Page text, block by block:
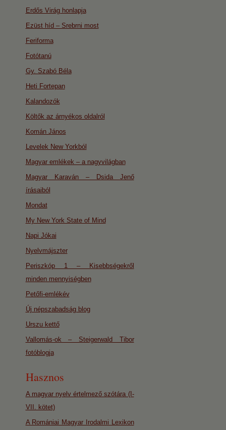
Erdős Virág honlapja
Ezüst híd – Srebrni most
Feriforma
Fotótanú
Gy. Szabó Béla
Heti Fortepan
Kalandozók
Költők az árnyékos oldalról
Komán János
Levelek New Yorkból
Magyar emlékek – a nagyvilágban
Magyar Karaván – Dsida Jenő
írásaiból
Mondat
My New York State of Mind
Napi Jókai
Nyelvmájszter
Periszkóp 1 – Kisebbségekről
minden mennyiségben
Petőfi-emlékév
Új népszabadság blog
Urszu kettő
Vallomás-ok – Steigerwald Tibor
fotóblogja
Hasznos
A magyar nyelv értelmező szótára (I-
VII. kötet)
A Romániai Magyar Irodalmi Lexikon